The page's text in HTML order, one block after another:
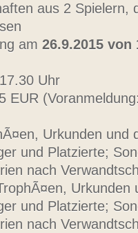
aus 2 Spielern,
am 26.9.2015 von
Uhr
EUR
Urkunden und
und Platzierte;
nach
Urkunden
und Platzierte;
nach